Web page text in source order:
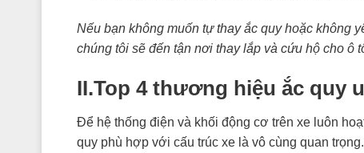
Nếu bạn không muốn tự thay ắc quy hoặc không
chúng tôi sẽ đến tận nơi thay lắp và cứu hộ cho ô
II.Top 4 thương hiệu ắc quy
Để hệ thống điện và khối động cơ trên xe luôn
quy phù hợp với cấu trúc xe là vô cùng quan